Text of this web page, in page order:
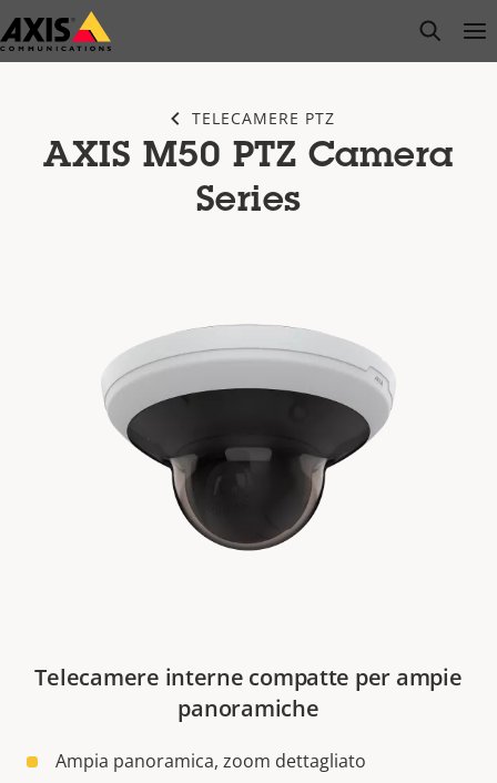
Salta
al
open
TELECAMERE PTZ
AXIS M50 PTZ Camera
Series
Telecamere interne compatte per ampie
panoramiche
Ampia panoramica, zoom dettagliato